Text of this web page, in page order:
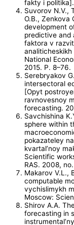
fakty i
Suvorov N.V.,
O.B., Zenkova
development
predictive and
faktora v
National
2015. P. 8–76.
Serebryakov
intersectoral
[Opyt
ravnovesnoy
forecasting.
Savchishina
sphere within
pokazateley
kvartal’noy
Scientific
RAS. 2008,
Makarov V.L.,
computable
vychislimykh
Moscow:
Shirov A.A.
forecasting in